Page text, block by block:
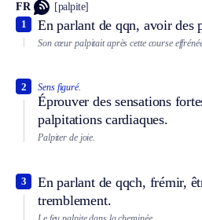
FR [palpite]
En parlant de qqn, avoir des
1
Son cœur palpitait après cette course
Sens figuré.
Éprouver des sensations
palpitations cardiaques.
2
Palpiter de joie.
En parlant de qqch, frémir,
tremblement.
3